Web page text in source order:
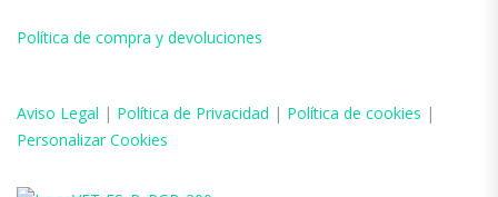
Política de compra y devoluciones
Aviso Legal | Política de Privacidad | Política de cookies |
Personalizar Cookies